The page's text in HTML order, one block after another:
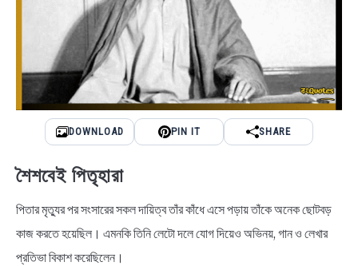
DOWNLOAD PIN IT SHARE
শৈশবেই পিতৃহারা
পিতার মৃত্যুর পর সংসারের সকল দায়িত্ব তাঁর কাঁধে এসে পড়ায় তাঁকে অনেক ছোটবড়
কাজ করতে হয়েছিল। এমনকি তিনি লেটো দলে যোগ দিয়েও অভিনয়, গান ও লেখার
প্রতিভা বিকাশ করেছিলেন।